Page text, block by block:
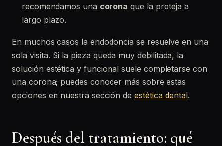
recomendamos una corona que la proteja a
largo plazo.
En muchos casos la endodoncia se resuelve en una
sola visita. Si la pieza queda muy debilitada, la
solución estética y funcional suele completarse con
una corona; puedes conocer más sobre estas
opciones en nuestra sección de estética dental.
Después del tratamiento: qué